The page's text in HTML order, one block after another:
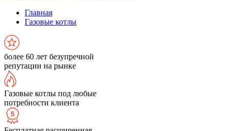
Главная
Газовые котлы
более 60 лет безупречной
репутации на рынке
Газовые котлы под любые
потребности клиента